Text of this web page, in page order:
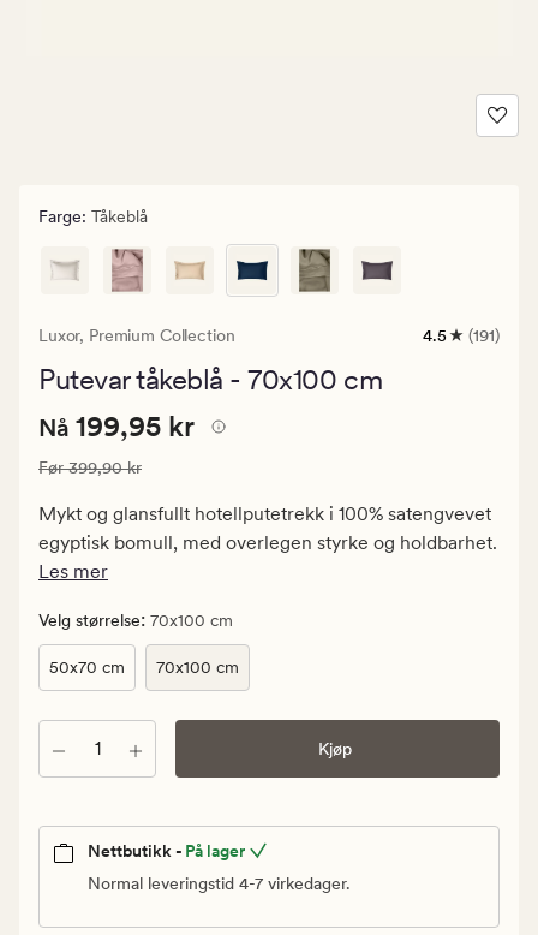
Farge: Tåkeblå
Luxor, Premium Collection
191
4.5 (191)
Putevar tåkeblå - 70x100 cm
Nåværende
199,95
kr.
Vanlig
pris
kr
Nåværende pris
Nå 199,95 kr
Vanlig pris 399,90 kr
Før399,90 kr
Mykt og glansfullt hotellputetrekk i 100% satengvevet
egyptisk bomull, med overlegen styrke og holdbarhet.
Les mer
Velg størrelse: 70x100 cm
50x70 cm 70x100 cm
Antall Kjøp
Nettbutikk - På lager
Normal leveringstid 4-7 virkedager.